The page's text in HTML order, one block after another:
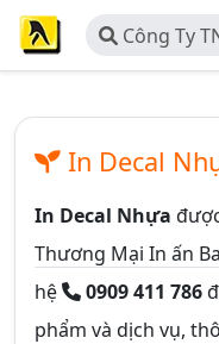
Công Ty
Bao Bì Thiên
In Decal
In Decal Nhựa
Thương Mại In ấn
hệ
0909 411 786
phẩm và dịch vụ,